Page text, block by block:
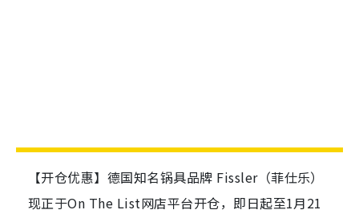
【开仓优惠】德国知名锅具品牌 Fissler（菲仕乐）
现正于On The List网店平台开仓，即日起至1月21